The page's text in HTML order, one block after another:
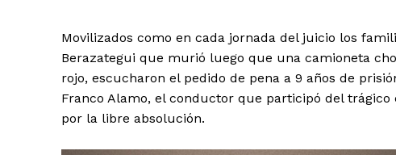
Movilizados como en cada jornada del juicio los
Berazategui que murió luego que una camioneta
rojo, escucharon el pedido de pena a 9 años de
Franco Alamo, el conductor que participó del
por la libre absolución.